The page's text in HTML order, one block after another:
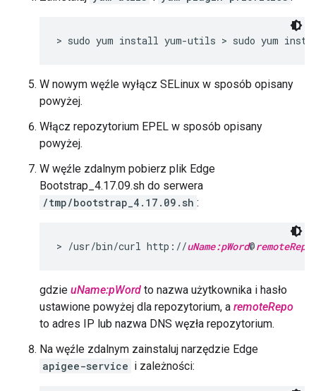
> sudo yum install yum-utils > sudo yum
W nowym węźle wyłącz SELinux w sposób opisany
powyżej.
Włącz repozytorium EPEL w sposób opisany
powyżej.
W węźle zdalnym pobierz plik Edge
Bootstrap_4.17.09.sh do serwera
/tmp/bootstrap_4.17.09.sh :
> /usr/bin/curl http://uName:pWord@remoteRepo
gdzie uName:pWord to nazwa użytkownika i hasło
ustawione powyżej dla repozytorium, a remoteRepo
to adres IP lub nazwa DNS węzła repozytorium.
Na węźle zdalnym zainstaluj narzędzie Edge
apigee-service i zależności: